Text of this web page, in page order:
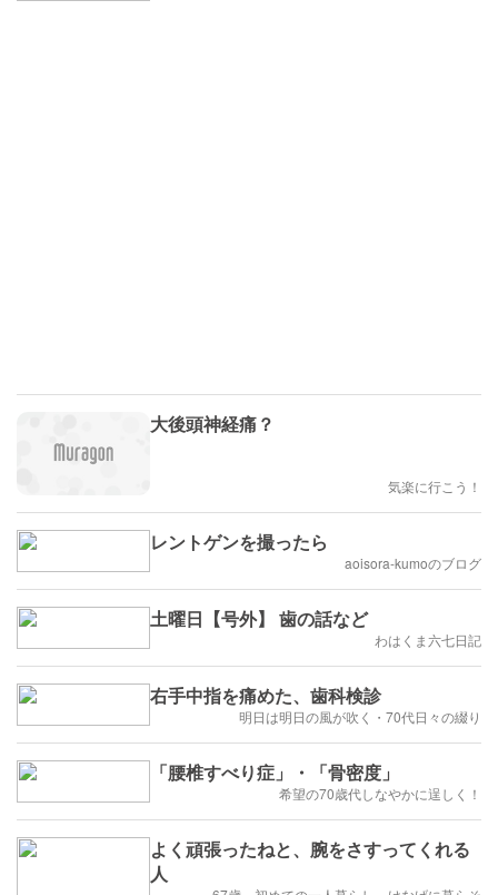
大後頭神経痛？
気楽に行こう！
レントゲンを撮ったら
aoisora-kumoのブログ
土曜日【号外】 歯の話など
わはくま六七日記
右手中指を痛めた、歯科検診
明日は明日の風が吹く・70代日々の綴り
「腰椎すべり症」・「骨密度」
希望の70歳代しなやかに逞しく！
よく頑張ったねと、腕をさすってくれる
人